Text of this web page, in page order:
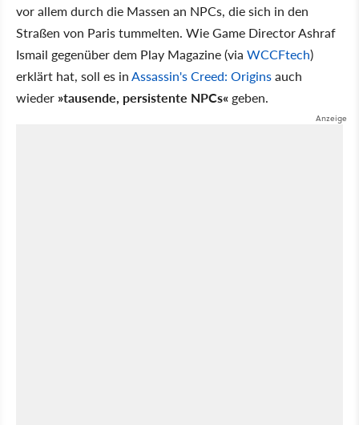
vor allem durch die Massen an NPCs, die sich in den
Straßen von Paris tummelten. Wie Game Director Ashraf
Ismail gegenüber dem Play Magazine (via WCCFtech)
erklärt hat, soll es inAssassin's Creed: Originsauch
wieder »tausende, persistente NPCs« geben.